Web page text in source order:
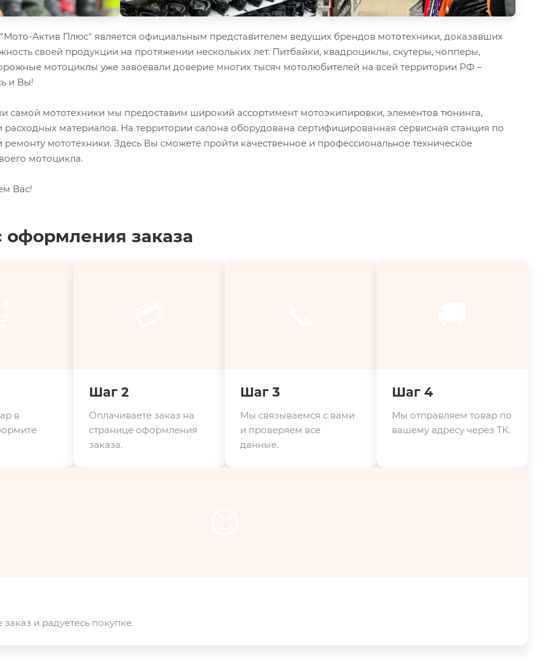
Актив Плюс" является официальным представителем ведущих брендов мототехники, доказавших
своей продукции на протяжении нескольких лет. Питбайки, квадроциклы, скутеры, чопперы,
мотоциклы уже завоевали доверие многих тысяч мотолюбителей на всей территории РФ –
и Вы!
самой мототехники мы предоставим широкий ассортимент мотоэкипировки, элементов тюнинга,
расходных материалов. На территории салона оборудована сертифицированная сервисная станция по
мототехники. Здесь Вы сможете пройти качественное и профессиональное техническое
мотоцикла.
Вас!
оформления заказа
в
Шаг 2
Оплачиваете заказ на
странице оформления
заказа.
Шаг 3
Мы связываемся с вами
и проверяем все
данные.
Шаг 4
Мы отправляем товар по
вашему адресу через ТК.
и радуетесь покупке.